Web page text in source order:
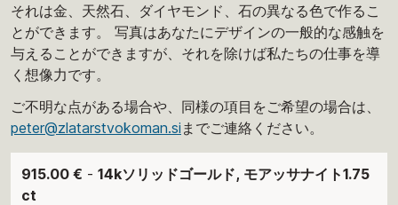
それは金、天然石、ダイヤモンド、石の異なる色で作るこ
とができます。 写真はあなたにデザインの一般的な感触を
与えることができますが、それを除けば私たちの仕事を導
く想像力です。
ご不明な点がある場合や、同様の項目をご希望の場合は、
peter@zlatarstvokoman.si までご連絡ください。
915.00 € - 14kソリッドゴールド, モアッサナイト1.75
ct